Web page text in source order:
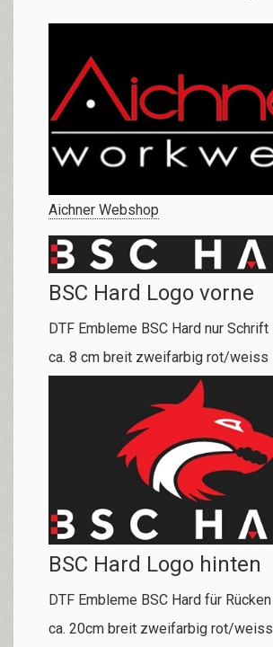
Aichner Webshop
BSC Hard Logo vorne
DTF Embleme BSC Hard nur Schrift
ca. 8 cm breit zweifarbig rot/weiss
BSC Hard Logo hinten
DTF Embleme BSC Hard für Rücken
ca. 20cm breit zweifarbig rot/weiss